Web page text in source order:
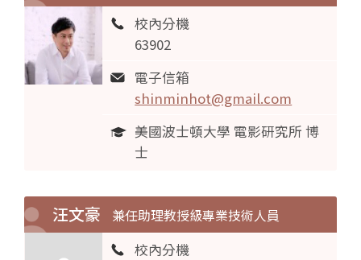
校內分機
63902
電子信箱
shinminhot@gmail.com
美國波士頓大學 電影研究所 博
士
汪文豪 兼任助理教授級專業技術人員
校內分機